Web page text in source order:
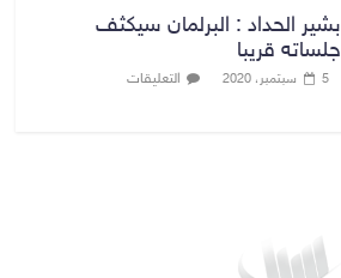
بشير الحداد : البرلمان سيكثف
جلساته قريبا
5 سبتمبر، 2020 التعليقات